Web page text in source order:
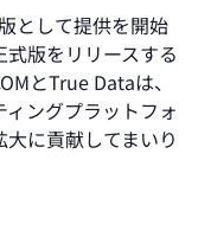
として提供を開始
版をリリースする
とTrue Dataは、
ングプラットフォ
に貢献してまいり